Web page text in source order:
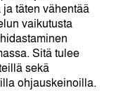
täten vähentää
vaikutusta
Sitä tulee
sekä
ohjauskeinoilla.